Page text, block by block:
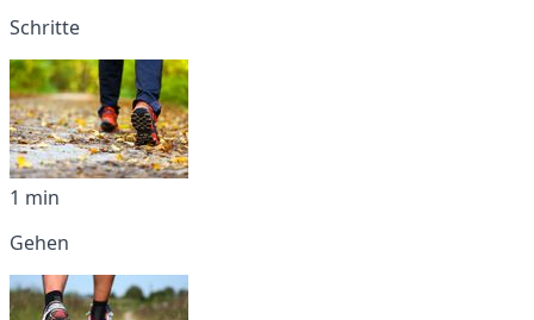
Schritte
1 min
Gehen